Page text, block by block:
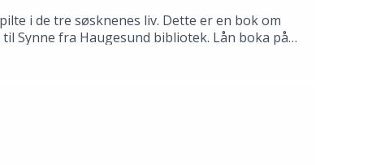
i de tre søsknenes liv. Dette er en bok om
Synne fra Haugesund bibliotek. Lån boka på
Gustafsson.Produksjon: Åsmund Ådnøy.Alt